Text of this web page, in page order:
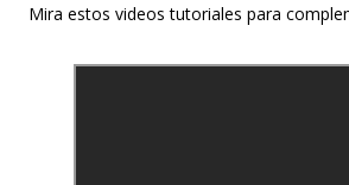
Mira estos videos tutoriales para